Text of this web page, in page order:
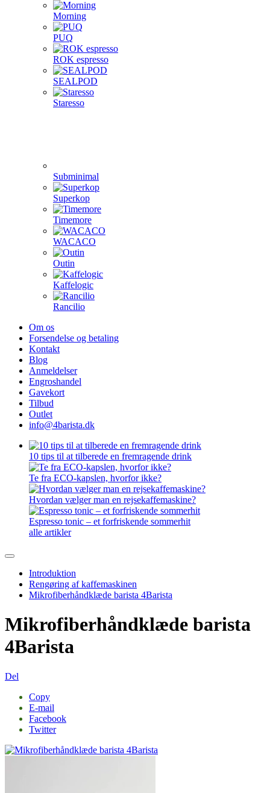
Morning
PUQ
ROK espresso
SEALPOD
Staresso
Subminimal
Superkop
Timemore
WACACO
Outin
Kaffelogic
Rancilio
Om os
Forsendelse og betaling
Kontakt
Blog
Anmeldelser
Engroshandel
Gavekort
Tilbud
Outlet
info@4barista.dk
10 tips til at tilberede en fremragende drink
Te fra ECO-kapslen, hvorfor ikke?
Hvordan vælger man en rejsekaffemaskine?
Espresso tonic – et forfriskende sommerhit
alle artikler
Introduktion
Rengøring af kaffemaskinen
Mikrofiberhåndklæde barista 4Barista
Mikrofiberhåndklæde barista
4Barista
Del
Copy
E-mail
Facebook
Twitter